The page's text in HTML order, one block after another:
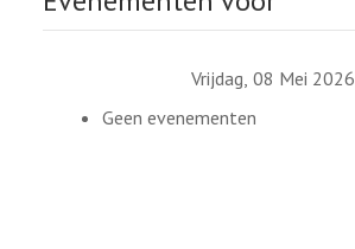
Vrijdag, 08 Mei 2026
Geen evenementen